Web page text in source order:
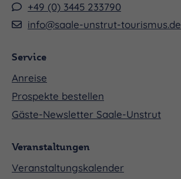
+49 (0) 3445 233790
info@saale-unstrut-tourismus.de
Service
Anreise
Prospekte bestellen
Gäste-Newsletter Saale-Unstrut
Veranstaltungen
Veranstaltungskalender